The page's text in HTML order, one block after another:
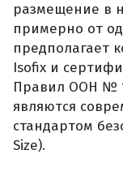
размещение в
примерно от
предполагает
Isofix и
Правил ООН №
являются
стандартом
Size).